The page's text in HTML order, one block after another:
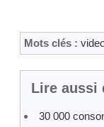
Mots clés :
Lire aussi
30 000